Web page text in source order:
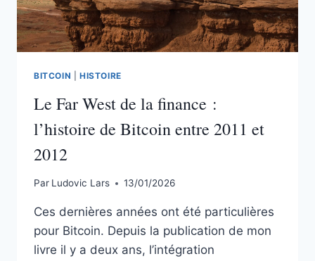
BITCOIN HISTOIRE
Le Far West de la finance :
l’histoire de Bitcoin entre 2011 et
2012
Par Ludovic Lars 13/01/2026
Ces dernières années ont été particulières
pour Bitcoin. Depuis la publication de mon
livre il y a deux ans, l’intégration